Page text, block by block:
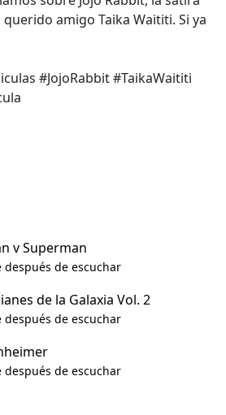
amigo Taika Waititi. Si ya
#JojoRabbit #TaikaWaititi
v Superman
después de escuchar
de la Galaxia Vol. 2
después de escuchar
después de escuchar